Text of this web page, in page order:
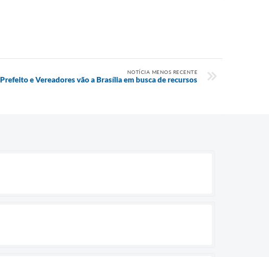
NOTÍCIA MENOS RECENTE
Prefeito e Vereadores vão a Brasília em busca de recursos